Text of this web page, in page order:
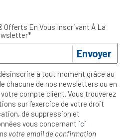
Offerts En Vous Inscrivant À La
Envoyer
à tout moment grâce au
chacune de nos newsletters ou en
compte client. Vous trouverez
sur l’exercice de votre droit
de suppression et
vous concernant ici
votre email de confirmation